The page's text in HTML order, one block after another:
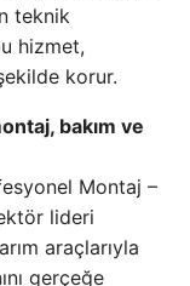
teknik
hizmet,
korur.
bakım ve
Montaj –
lideri
araçlarıyla
gerçeğe